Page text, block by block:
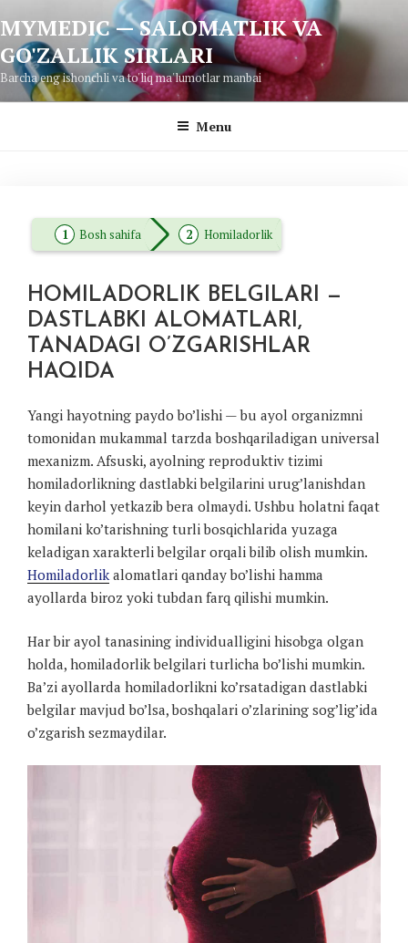
to
content
MYMEDIC — SALOMATLIK VA
GO'ZALLIK SIRLARI
Barcha eng ishonchli va to'liq ma'lumotlar manbai
Menu
Bosh sahifa Homiladorlik
HOMILADORLIK BELGILARI —
DASTLABKI ALOMATLARI,
TANADAGI O’ZGARISHLAR
HAQIDA
Yangi hayotning paydo bo’lishi — bu ayol organizmni
tomonidan mukammal tarzda boshqariladigan universal
mexanizm. Afsuski, ayolning reproduktiv tizimi
homiladorlikning dastlabki belgilarini urug’lanishdan
keyin darhol yetkazib bera olmaydi. Ushbu holatni faqat
homilani ko’tarishning turli bosqichlarida yuzaga
keladigan xarakterli belgilar orqali bilib olish mumkin.
Homiladorlik alomatlari qanday bo’lishi hamma
ayollarda biroz yoki tubdan farq qilishi mumkin.
Har bir ayol tanasining individualligini hisobga olgan
holda, homiladorlik belgilari turlicha bo’lishi mumkin.
Ba’zi ayollarda homiladorlikni ko’rsatadigan dastlabki
belgilar mavjud bo’lsa, boshqalari o’zlarining sog’lig’ida
o’zgarish sezmaydilar.